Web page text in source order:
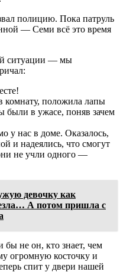
полицию. Пока патруль
— Семи всё это время
ситуации — мы
у нас в доме. Оказалось,
и надеялись, что смогут
не учли одного —
девочку как
А потом пришла с
бы не он, кто знает, чем
огромную косточку и
спит у двери нашей